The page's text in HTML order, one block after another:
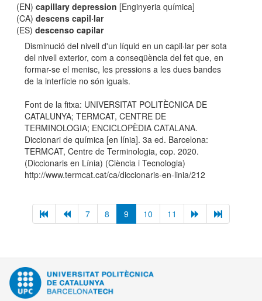
(EN)capillary depression [Enginyeria química]
(CA)descens capil·lar
(ES)descenso capilar
Disminució del nivell d'un líquid en un capil·lar per sota
del nivell exterior, com a conseqüència del fet que, en
formar-se el menisc, les pressions a les dues bandes
de la interfície no són iguals.
Font de la fitxa: UNIVERSITAT POLITÈCNICA DE
CATALUNYA; TERMCAT, CENTRE DE
TERMINOLOGIA; ENCICLOPÈDIA CATALANA.
Diccionari de química [en línia]. 3a ed. Barcelona:
TERMCAT, Centre de Terminologia, cop. 2020.
(Diccionaris en Línia) (Ciència i Tecnologia)
http://www.termcat.cat/ca/diccionaris-en-linia/212
7 8 9 10 11